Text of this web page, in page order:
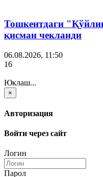
Тошкентдаги
қисман чекланди
06.08.2026, 11:50
16
Юклаш...
×
Авторизация
Войти через сайт
Логин
Парол